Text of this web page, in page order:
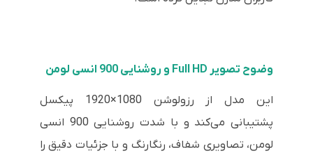
وضوح تصویر Full HD و روشنایی 900 انسی لومن
این مدل از رزولوشن 1080×1920 پیکسل
پشتیبانی می‌کند و با شدت روشنایی 900 انسی
لومن، تصاویری شفاف، رنگارنگ و با جزئیات دقیق را